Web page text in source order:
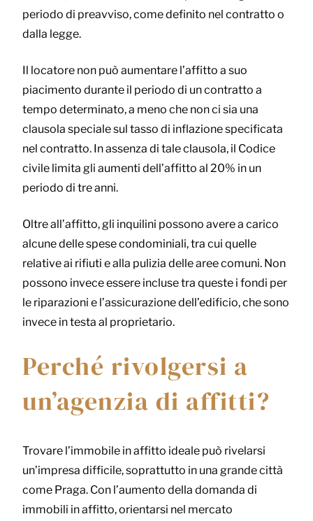
periodo di preavviso, come definito nel contratto o
dalla legge.
Il locatore non può aumentare l’affitto a suo
piacimento durante il periodo di un contratto a
tempo determinato, a meno che non ci sia una
clausola speciale sul tasso di inflazione specificata
nel contratto. In assenza di tale clausola, il Codice
civile limita gli aumenti dell’affitto al 20% in un
periodo di tre anni.
Oltre all’affitto, gli inquilini possono avere a carico
alcune delle spese condominiali, tra cui quelle
relative ai rifiuti e alla pulizia delle aree comuni. Non
possono invece essere incluse tra queste i fondi per
le riparazioni e l’assicurazione dell’edificio, che sono
invece in testa al proprietario.
Perché rivolgersi a
un’agenzia di affitti?
Trovare l’immobile in affitto ideale può rivelarsi
un’impresa difficile, soprattutto in una grande città
come Praga. Con l’aumento della domanda di
immobili in affitto, orientarsi nel mercato